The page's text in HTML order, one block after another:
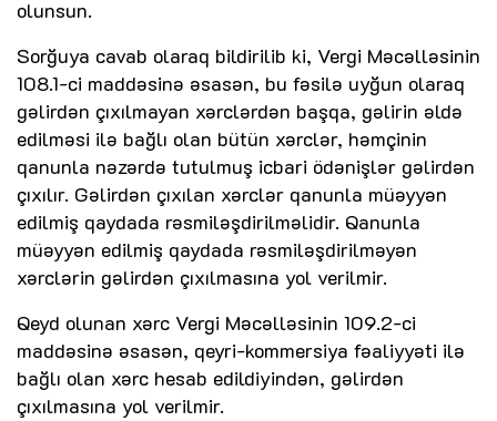
olunsun.
Sorğuya cavab olaraq bildirilib ki, Vergi Məcəlləsinin
108.1-ci maddəsinə əsasən, bu fəsilə uyğun olaraq
gəlirdən çıxılmayan xərclərdən başqa, gəlirin əldə
edilməsi ilə bağlı olan bütün xərclər, həmçinin
qanunla nəzərdə tutulmuş icbari ödənişlər gəlirdən
çıxılır. Gəlirdən çıxılan xərclər qanunla müəyyən
edilmiş qaydada rəsmiləşdirilməlidir. Qanunla
müəyyən edilmiş qaydada rəsmiləşdirilməyən
xərclərin gəlirdən çıxılmasına yol verilmir.
Qeyd olunan xərc Vergi Məcəlləsinin 109.2-ci
maddəsinə əsasən, qeyri-kommersiya fəaliyyəti ilə
bağlı olan xərc hesab edildiyindən, gəlirdən
çıxılmasına yol verilmir.